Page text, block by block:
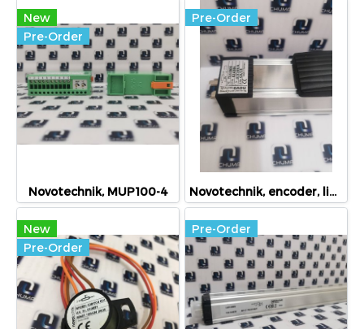
New
Pre-Order
Novotechnik, MUP100-4
Pre-Order
Novotechnik, encoder, linear position sensor, rotary position sensor, angle sensor, TLH 0600, 024386
New
Pre-Order
Pre-Order